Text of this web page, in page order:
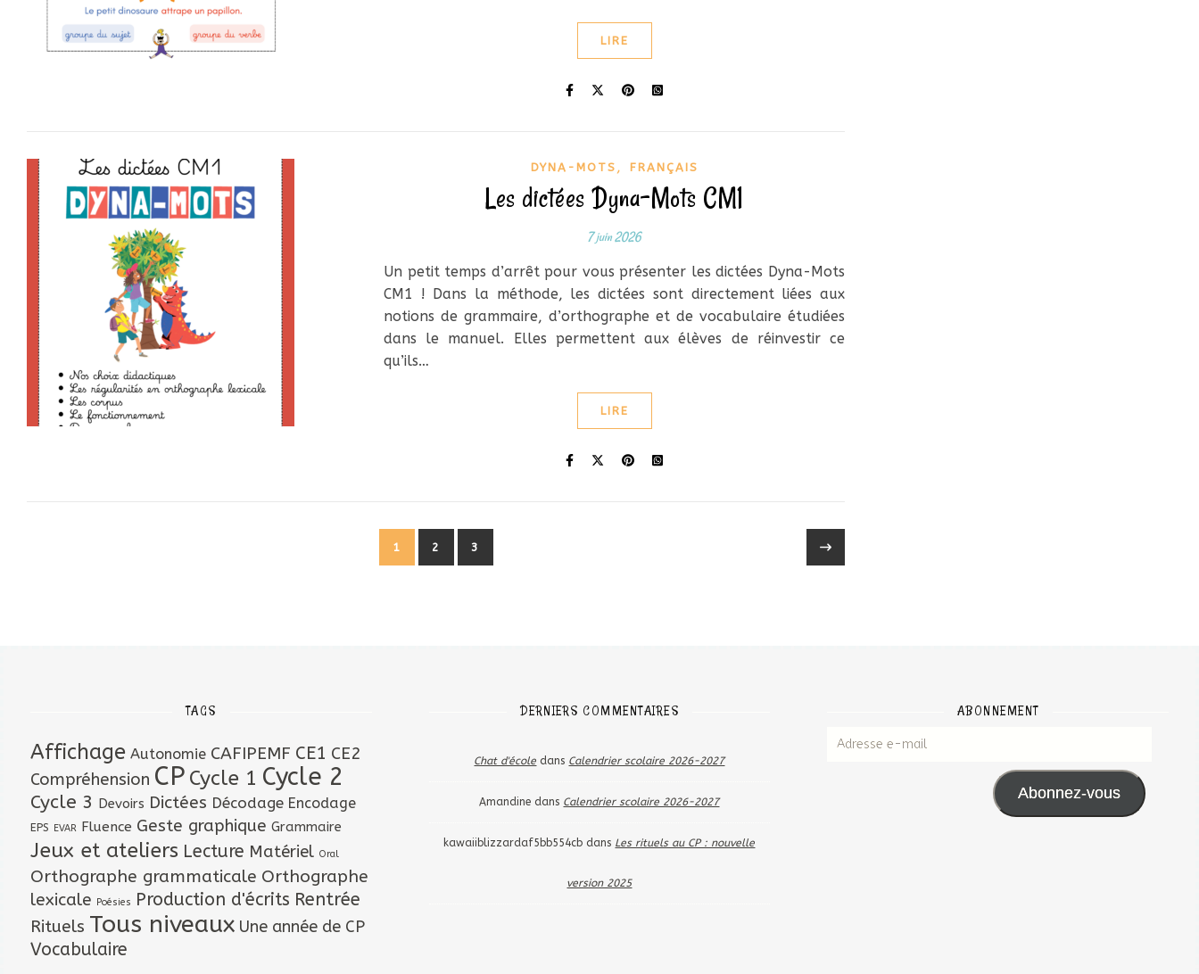
LIRE
DYNA-MOTS , FRANÇAIS
Les dictées Dyna-Mots CM1
7 juin 2026
Un petit temps d’arrêt pour vous présenter les dictées Dyna-Mots
CM1 ! Dans la méthode, les dictées sont directement liées aux
notions de grammaire, d’orthographe et de vocabulaire étudiées
dans le manuel. Elles permettent aux élèves de réinvestir ce
qu’ils…
LIRE
1 2 3
TAGS
Affichage Autonomie CAFIPEMF CE1 CE2
Compréhension CP Cycle 1 Cycle 2
Cycle 3 Devoirs Dictées Décodage Encodage
EPS EVAR Fluence Geste graphique Grammaire
Jeux et ateliers Lecture Matériel Oral
Orthographe grammaticale Orthographe
lexicale Poésies Production d'écrits Rentrée
Rituels Tous niveaux Une année de CP
Vocabulaire
DERNIERS COMMENTAIRES
Chat d'école dans Calendrier scolaire 2026-2027
Amandine dans Calendrier scolaire 2026-2027
kawaiiblizzardaf5bb554cb dans Les rituels au CP : nouvelle
version 2025
ABONNEMENT
Adresse e-mail
Abonnez-vous